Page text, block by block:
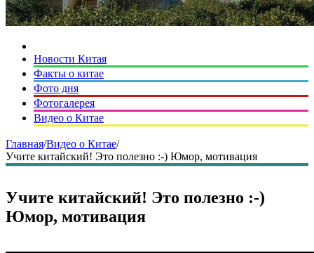
Новости Китая
Факты о китае
Фото дня
Фотогалерея
Видео о Китае
Главная/Видео о Китае/
Учите китайский! Это полезно :-) Юмор, мотивация
Учите китайский! Это полезно :-)
Юмор, мотивация